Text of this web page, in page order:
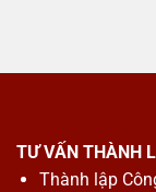
TƯ VẤN THÀNH
Thành lập